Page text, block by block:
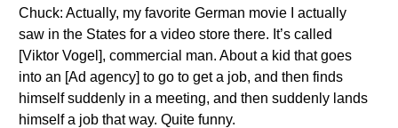
Chuck: Actually, my favorite German movie I actually
saw in the States for a video store there. It’s called
[Viktor Vogel], commercial man. About a kid that goes
into an [Ad agency] to go to get a job, and then finds
himself suddenly in a meeting, and then suddenly lands
himself a job that way. Quite funny.